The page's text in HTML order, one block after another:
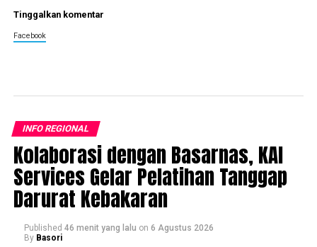
Tinggalkan komentar
Facebook
INFO REGIONAL
Kolaborasi dengan Basarnas, KAI
Services Gelar Pelatihan Tanggap
Darurat Kebakaran
Published 46 menit yang lalu on 6 Agustus 2026
By Basori